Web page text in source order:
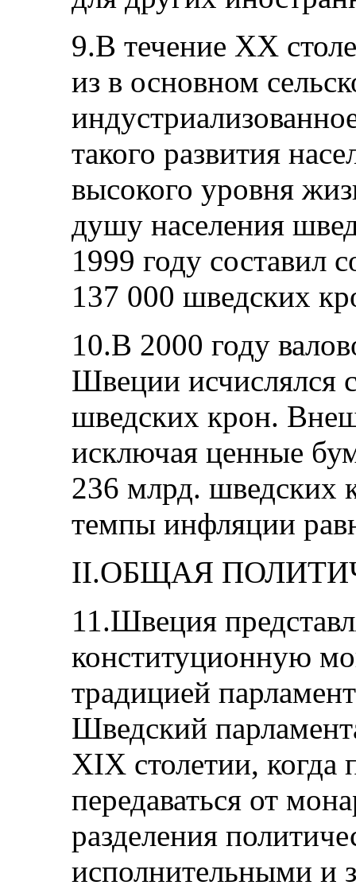
9.В течение ХХ
из в основном
такого развития
высокого уровня
душу населения
1999 году составил
137 000 шведских
10.В 2000 году
Швеции исчислялся
шведских крон.
исключая ценные
236 млрд. шведских
темпы инфляции
II.ОБЩАЯ
11.Швеция
конституционную
традицией
Шведский
ХIХ столетии, когда
передаваться от
разделения
исполнительными и